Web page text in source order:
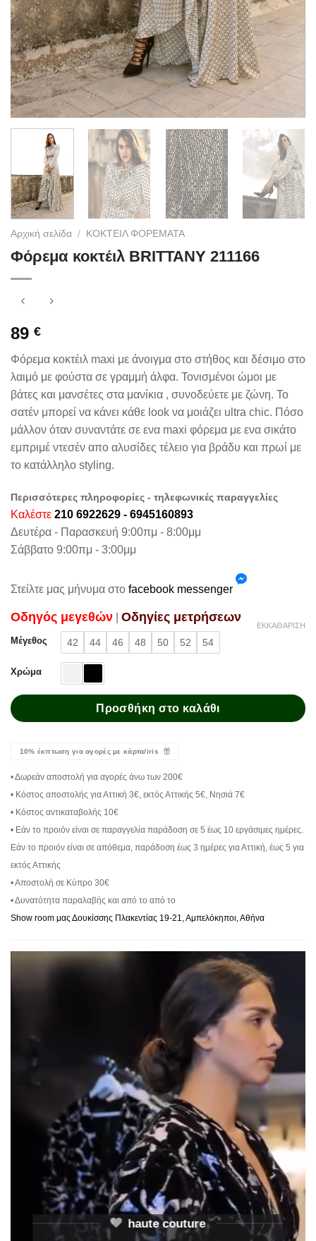
Αρχική σελίδα / ΚΟΚΤΕΙΛ ΦΟΡΕΜΑΤΑ
Φόρεμα κοκτέιλ BRITTANY 211166
89 €
Φόρεμα κοκτέιλ maxi με άνοιγμα στο στήθος και δέσιμο στο
λαιμό με φούστα σε γραμμή άλφα. Τονισμένοι ώμοι με
βάτες και μανσέτες στα μανίκια , συνοδεύετε με ζώνη. Το
σατέν μπορεί να κάνει κάθε look να μοιάζει ultra chic. Πόσο
μάλλον όταν συναντάτε σε ενα maxi φόρεμα με ενα σικάτο
εμπριμέ ντεσέν απο αλυσίδες τέλειο για βράδυ και πρωί με
το κατάλληλο styling.
Περισσότερες πληροφορίες - τηλεφωνικές παραγγελίες
Καλέστε 210 6922629 - 6945160893
Δευτέρα - Παρασκευή 9:00πμ - 8:00μμ
Σάββατο 9:00πμ - 3:00μμ
Στείλτε μας μήνυμα στο facebook messenger
Oδηγός μεγεθών Oδηγίες μετρήσεων
Μέγεθος 42 44 46 48 50 52 54
Χρώμα
ΕΚΚΑΘΆΡΙΣΗ
Προσθήκη στο καλάθι
10% έκπτωση για αγορές με κάρτα/iris
• Δωρεάν αποστολή για αγορές άνω των 200€
• Κόστος αποστολής για Αττική 3€, εκτός Αττικής 5€, Νησιά 7€
• Κόστος αντικαταβολής 10€
• Εάν το προιόν είναι σε παραγγελία παράδοση σε 5 έως 10 εργάσιμες ημέρες.
Εάν το προιόν είναι σε απόθεμα, παράδοση έως 3 ημέρες για Αττική, έως 5 για
εκτός Αττικής
• Αποστολή σε Κύπρο 30€
• Δυνατότητα παραλαβής και από το από το
Show room μας Δουκίσσης Πλακεντίας 19-21, Αμπελόκηποι, Αθήνα
haute couture